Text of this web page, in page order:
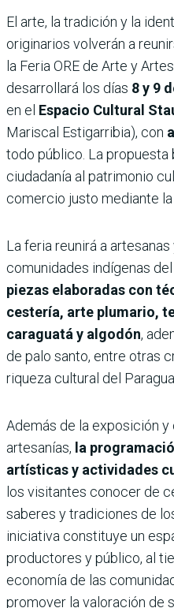
El arte, la tradición y la
originarios volverán a
la Feria ORE de Arte y
desarrollará los días 8 y 9
en el Espacio Cultural
Mariscal Estigarribia), con
todo público. La propuesta
ciudadanía al patrimonio
comercio justo mediante
La feria reunirá a
comunidades indígenas
piezas elaboradas con
cestería, arte plumario,
caraguatá y algodón,
de palo santo, entre otras
riqueza cultural del
Además de la exposición
artesanías, la
artísticas y actividades
los visitantes conocer de
saberes y tradiciones de
iniciativa constituye un
productores y público, al
economía de las
promover la valoración de